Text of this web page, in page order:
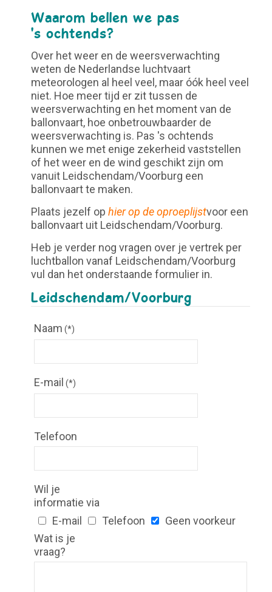
Waarom bellen we pas
's ochtends?
Over het weer en de weersverwachting
weten de Nederlandse luchtvaart
meteorologen al heel veel, maar óók heel veel
niet. Hoe meer tijd er zit tussen de
weersverwachting en het moment van de
ballonvaart, hoe onbetrouwbaarder de
weersverwachting is. Pas 's ochtends
kunnen we met enige zekerheid vaststellen
of het weer en de wind geschikt zijn om
vanuit Leidschendam/Voorburg een
ballonvaart te maken.
Plaats jezelf op hier op de oproeplijstvoor een
ballonvaart uit Leidschendam/Voorburg.
Heb je verder nog vragen over je vertrek per
luchtballon vanaf Leidschendam/Voorburg
vul dan het onderstaande formulier in.
Leidschendam/Voorburg
Naam (*)
E-mail (*)
Telefoon
Wil je
informatie via
E-mail
Telefoon
Geen voorkeur
Wat is je
vraag?